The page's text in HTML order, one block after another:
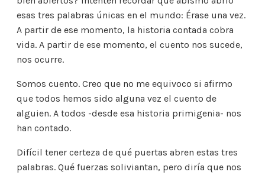
esas tres palabras únicas en el mundo: Érase una vez.
A partir de ese momento, la historia contada cobra
vida. A partir de ese momento, el cuento nos sucede,
nos ocurre.
Somos cuento. Creo que no me equivoco si afirmo
que todos hemos sido alguna vez el cuento de
alguien. A todos -desde esa historia primigenia- nos
han contado.
Difícil tener certeza de qué puertas abren estas tres
palabras. Qué fuerzas soliviantan, pero diría que nos